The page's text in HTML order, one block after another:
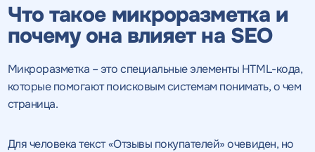
Что такое микроразметка и
почему она влияет на SEO
Микроразметка – это специальные элементы HTML-кода,
которые помогают поисковым системам понимать, о чем
страница.
Для человека текст «Отзывы покупателей» очевиден, но